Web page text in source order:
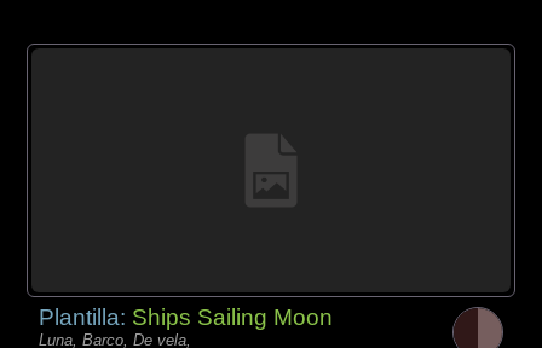
Plantilla: Ships Sailing Moon
Luna, Barco, De vela,